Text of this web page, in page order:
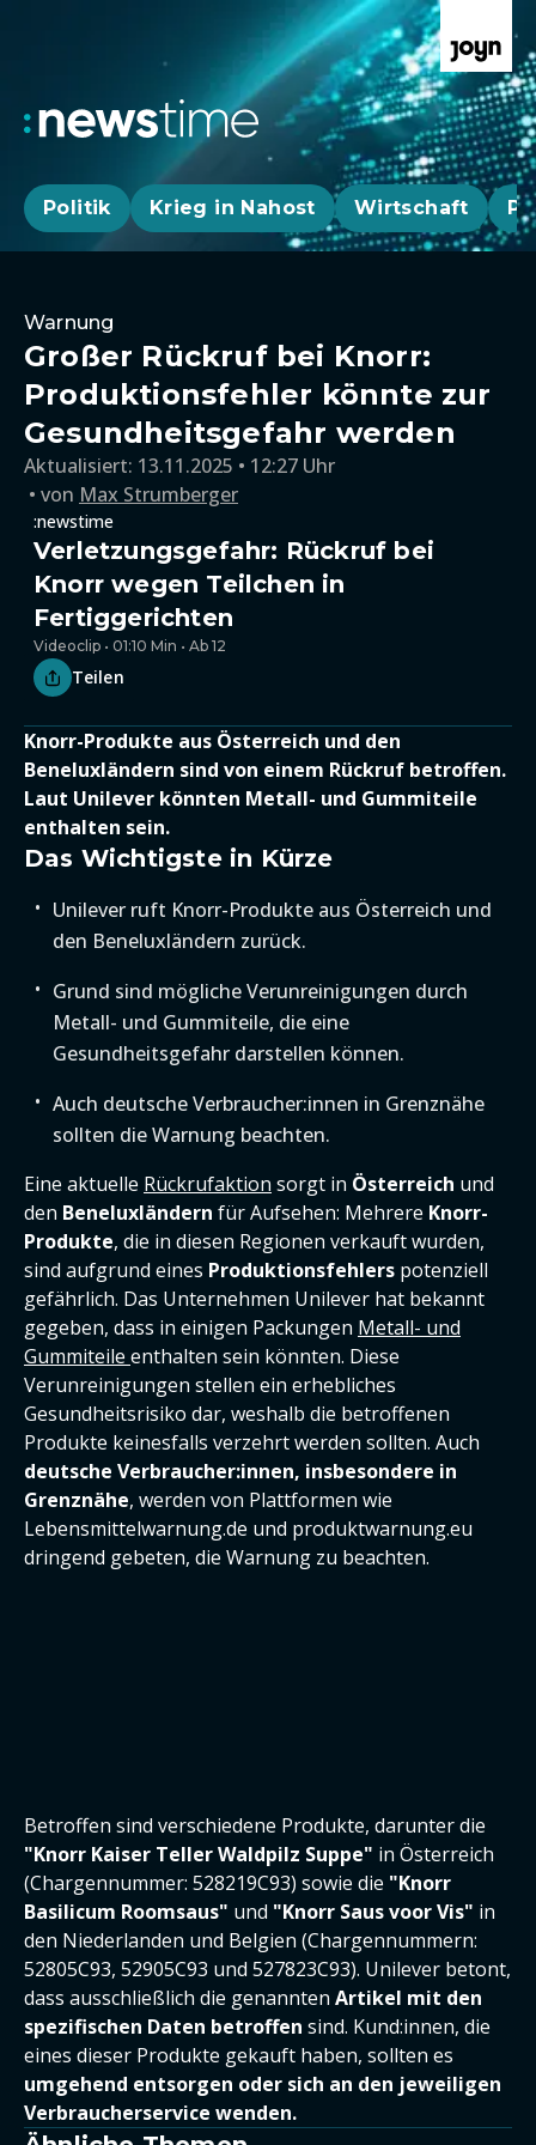
Politik Krieg in Nahost Wirtschaft
Warnung
Großer Rückruf bei Knorr:
Produktionsfehler könnte zur
Gesundheitsgefahr werden
Aktualisiert: 13.11.2025 • 12:27 Uhr
von Max Strumberger
:newstime
Verletzungsgefahr: Rückruf bei
Knorr wegen Teilchen in
Fertiggerichten
Videoclip • 01:10 Min • Ab 12
Teilen
Knorr-Produkte aus Österreich und den
Beneluxländern sind von einem Rückruf betroffen.
Laut Unilever könnten Metall- und Gummiteile
enthalten sein.
Das Wichtigste in Kürze
Unilever ruft Knorr-Produkte aus Österreich und
den Beneluxländern zurück.
Grund sind mögliche Verunreinigungen durch
Metall- und Gummiteile, die eine
Gesundheitsgefahr darstellen können.
Auch deutsche Verbraucher:innen in Grenznähe
sollten die Warnung beachten.
Eine aktuelle Rückrufaktion sorgt in Österreich und
den Beneluxländern für Aufsehen: Mehrere Knorr-
Produkte, die in diesen Regionen verkauft wurden,
sind aufgrund eines Produktionsfehlers potenziell
gefährlich. Das Unternehmen Unilever hat bekannt
gegeben, dass in einigen Packungen Metall- und
Gummiteile enthalten sein könnten. Diese
Verunreinigungen stellen ein erhebliches
Gesundheitsrisiko dar, weshalb die betroffenen
Produkte keinesfalls verzehrt werden sollten. Auch
deutsche Verbraucher:innen, insbesondere in
Grenznähe, werden von Plattformen wie
Lebensmittelwarnung.de und produktwarnung.eu
dringend gebeten, die Warnung zu beachten.
Betroffen sind verschiedene Produkte, darunter die
"Knorr Kaiser Teller Waldpilz Suppe" in Österreich
(Chargennummer: 528219C93) sowie die "Knorr
Basilicum Roomsaus" und "Knorr Saus voor Vis" in
den Niederlanden und Belgien (Chargennummern:
52805C93, 52905C93 und 527823C93). Unilever betont,
dass ausschließlich die genannten Artikel mit den
spezifischen Daten betroffen sind. Kund:innen, die
eines dieser Produkte gekauft haben, sollten es
umgehend entsorgen oder sich an den jeweiligen
Verbraucherservice wenden.